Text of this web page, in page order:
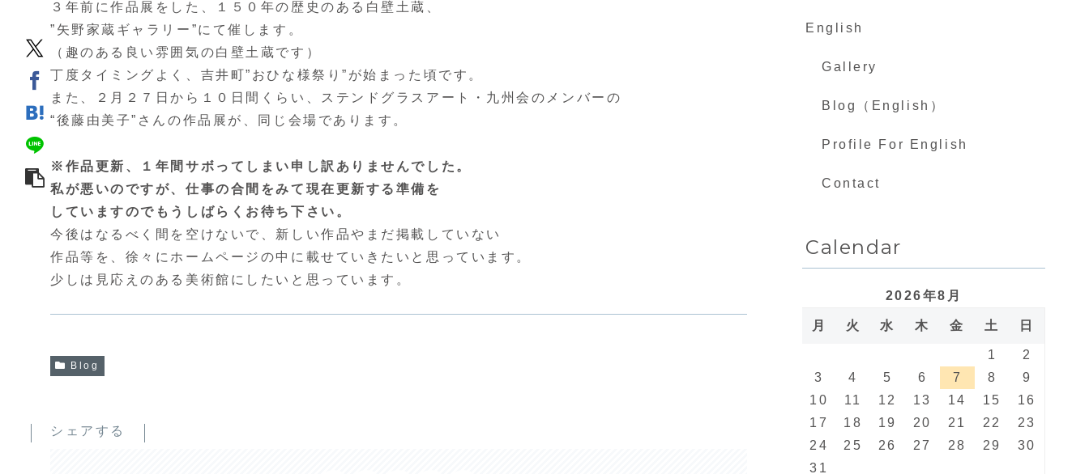
３年前に作品展をした、１５０年の歴史のある白壁土蔵、
”矢野家蔵ギャラリー”にて催します。
（趣のある良い雰囲気の白壁土蔵です）
丁度タイミングよく、吉井町”おひな様祭り”が始まった頃です。
また、２月２７日から１０日間くらい、ステンドグラスアート・九州会のメンバーの
“後藤由美子”さんの作品展が、同じ会場であります。
※作品更新、１年間サボってしまい申し訳ありませんでした。
私が悪いのですが、仕事の合間をみて現在更新する準備を
していますのでもうしばらくお待ち下さい。
今後はなるべく間を空けないで、新しい作品やまだ掲載していない
作品等を、徐々にホームページの中に載せていきたいと思っています。
少しは見応えのある美術館にしたいと思っています。
Blog
シェアする
English
Gallery
Blog（English）
Profile For English
Contact
Calendar
2026年8月
月 火 水 木 金 土 日
1
2
3
4 5 6 7 8
9
10
11 12 13 14 15
16
17
18 19 20 21 22
23
24
25 26 27 28 29
30
31